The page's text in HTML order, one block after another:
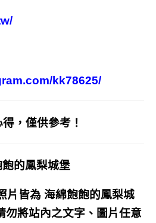
kk78625/
，僅供參考！
的鳳梨城堡
片皆為海綿飽飽的鳳梨城
勿將站內之文字、圖片任意